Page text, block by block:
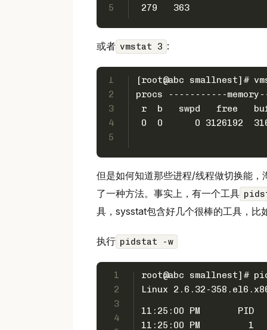
5
279   363
或者 vmstat 3 :
1
2
3
4
5
[root@abc smallnest]#
procs -----------
r  b   swpd   free
但是如何知道那些进程/线程做切换能，
了一种方法。事实上，有一个工具
具，sysstat包含好几个很棒的工具，比
执行 pidstat -w
1
2
3
4
root@abc smallnest]#
11:25:00 PM       PID
11:25:00 PM